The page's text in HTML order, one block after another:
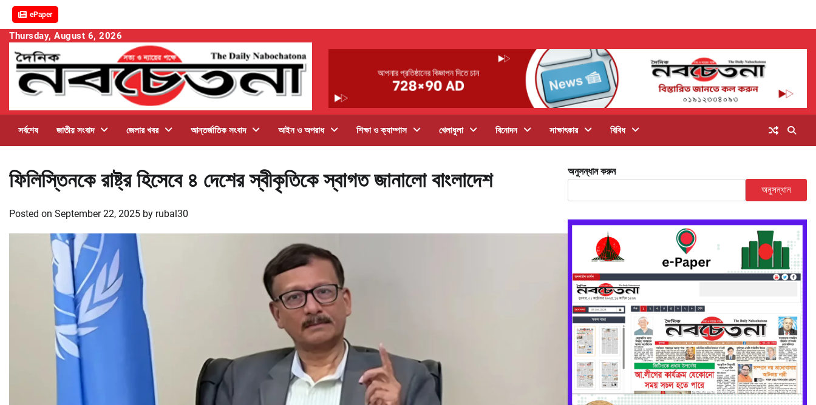
ePaper
Skip
content
Thursday, August 6, 2026
সর্বশেষ জাতীয় সংবাদ জেলার খবর আন্তর্জাতিক সংবাদ আইন ও অপরাধ শিক্ষা ও ক্যাম্পাস খেলাধুলা বিনোদন সাক্ষাৎকার বিবিধ
ফিলিস্তিনকে রাষ্ট্র হিসেবে ৪ দেশের স্বীকৃতিকে স্বাগত জানালো বাংলাদেশ
Posted on September 22, 2025 by rubal30
অনুসন্ধান করুন
অনুসন্ধান